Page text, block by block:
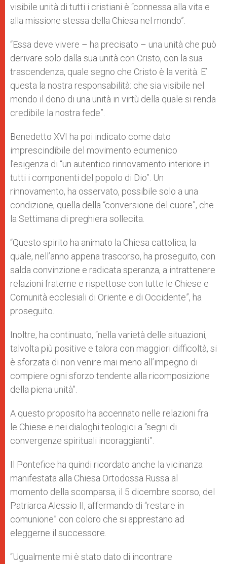
visibile unità di tutti i cristiani è “connessa alla vita e
alla missione stessa della Chiesa nel mondo”.
“Essa deve vivere – ha precisato – una unità che può
derivare solo dalla sua unità con Cristo, con la sua
trascendenza, quale segno che Cristo è la verità. E’
questa la nostra responsabilità: che sia visibile nel
mondo il dono di una unità in virtù della quale si renda
credibile la nostra fede”.
Benedetto XVI ha poi indicato come dato
imprescindibile del movimento ecumenico
l’esigenza di “un autentico rinnovamento interiore in
tutti i componenti del popolo di Dio”. Un
rinnovamento, ha osservato, possibile solo a una
condizione, quella della “conversione del cuore”, che
la Settimana di preghiera sollecita.
“Questo spirito ha animato la Chiesa cattolica, la
quale, nell’anno appena trascorso, ha proseguito, con
salda convinzione e radicata speranza, a intrattenere
relazioni fraterne e rispettose con tutte le Chiese e
Comunità ecclesiali di Oriente e di Occidente”, ha
proseguito.
Inoltre, ha continuato, “nella varietà delle situazioni,
talvolta più positive e talora con maggiori difficoltà, si
è sforzata di non venire mai meno all’impegno di
compiere ogni sforzo tendente alla ricomposizione
della piena unità”.
A questo proposito ha accennato nelle relazioni fra
le Chiese e nei dialoghi teologici a “segni di
convergenze spirituali incoraggianti”.
Il Pontefice ha quindi ricordato anche la vicinanza
manifestata alla Chiesa Ortodossa Russa al
momento della scomparsa, il 5 dicembre scorso, del
Patriarca Alessio II, affermando di “restare in
comunione” con coloro che si apprestano ad
eleggerne il successore.
“Ugualmente mi è stato dato di incontrare